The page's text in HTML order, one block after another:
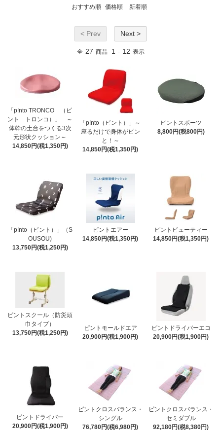
おすすめ順 価格順 新着順
< Prev Next >
全 27 商品 1 - 12 表示
「p!nto TRONCO （ピ
ント トロンコ）」 ～
体幹の土台をつくる3次
元形状クッション～
14,850円(税1,350円)
「p!nto（ピント）」～
座るだけで身体がピン
と！～
14,850円(税1,350円)
ピントスポーツ
8,800円(税800円)
「p!nto（ピント）」（S
OUSOU)
13,750円(税1,250円)
ピントエアー
14,850円(税1,350円)
ピントビューティー
14,850円(税1,350円)
ピントスクール（防災頭
巾タイプ）
13,750円(税1,250円)
ピントモールドエア
20,900円(税1,900円)
ピントドライバーエコ
20,900円(税1,900円)
ピントドライバー
20,900円(税1,900円)
ピントクロスバランス・
シングル
76,780円(税6,980円)
ピントクロスバランス・
セミダブル
92,180円(税8,380円)